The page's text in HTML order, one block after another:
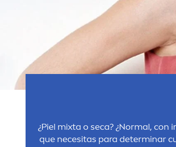
¿Piel mixta o seca? ¿Normal, con
que necesitas para determinar